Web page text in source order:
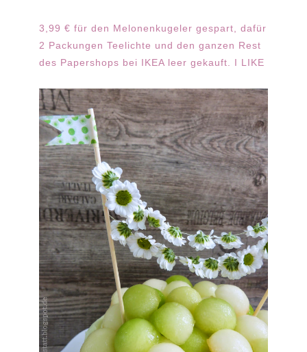
3,99 € für den Melonenkugeler gespart, dafür
2 Packungen Teelichte und den ganzen Rest
des Papershops bei IKEA leer gekauft. I LIKE